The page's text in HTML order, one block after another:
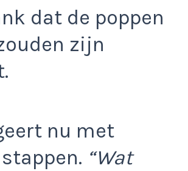
dat de poppen
zijn
nu met
“Wat